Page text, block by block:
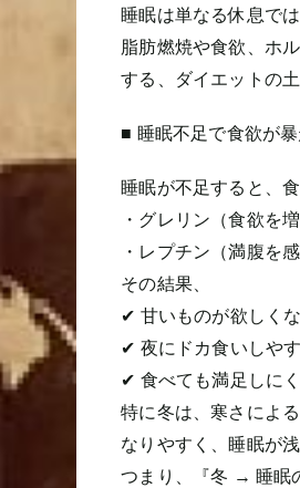
睡眠は単なる休息で
脂肪燃焼や食欲、ホ
する、ダイエットの土
■ 睡眠不足で食欲が
睡眠が不足すると、
・グレリン（食欲を
・レプチン（満腹を
その結果、
✔ 甘いものが欲しく
✔ 夜にドカ食いしや
✔ 食べても満足しに
特に冬は、寒さによ
なりやすく、睡眠が
つまり、『冬 → 睡